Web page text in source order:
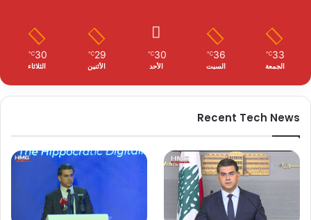
33
℃
الجمعة
36
℃
السبت
30
℃
الأحد
29
℃
الأثنين
30
℃
الثلاثاء
Recent Tech News